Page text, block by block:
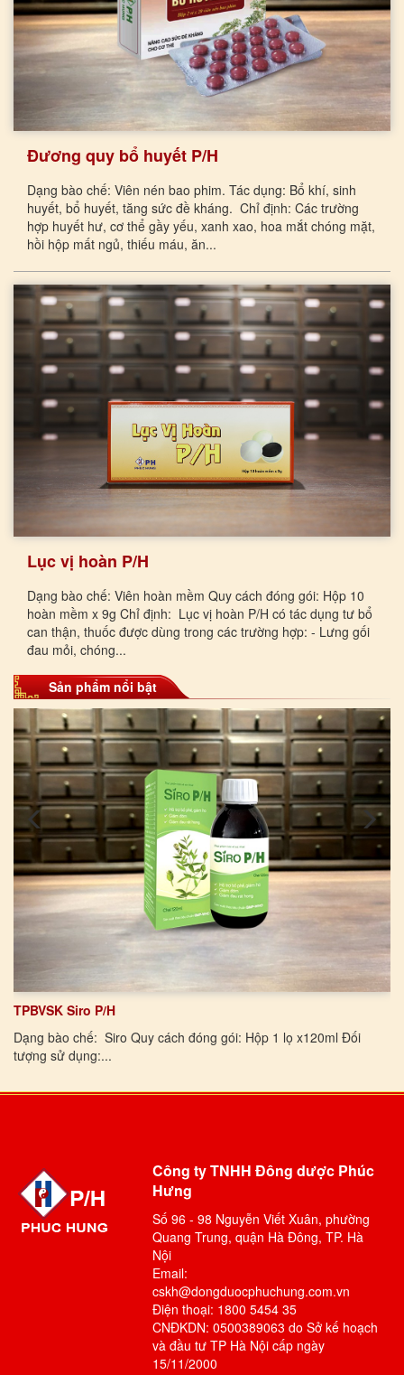
Đương quy bổ huyết P/H
Dạng bào chế: Viên nén bao phim. Tác dụng: Bổ khí, sinh
huyết, bổ huyết, tăng sức đề kháng. Chỉ định: Các trường
hợp huyết hư, cơ thể gầy yếu, xanh xao, hoa mắt chóng mặt,
hồi hộp mất ngủ, thiếu máu, ăn...
Lục vị hoàn P/H
Dạng bào chế: Viên hoàn mềm Quy cách đóng gói: Hộp 10
hoàn mềm x 9g Chỉ định: Lục vị hoàn P/H có tác dụng tư bổ
can thận, thuốc được dùng trong các trường hợp: - Lưng gối
đau mỏi, chóng...
Sản phẩm nổi bật
TPBVSK Siro P/H
Dạng bào chế: Siro Quy cách đóng gói: Hộp 1 lọ x120ml Đối
tượng sử dụng:...
Công ty TNHH Đông dược Phúc
Hưng
Số 96 - 98 Nguyễn Viết Xuân, phường
Quang Trung, quận Hà Đông, TP. Hà
Nội
Email:
cskh@dongduocphuchung.com.vn
Điện thoại: 1800 5454 35
CNĐKDN: 0500389063 do Sở kế hoạch
và đầu tư TP Hà Nội cấp ngày
15/11/2000